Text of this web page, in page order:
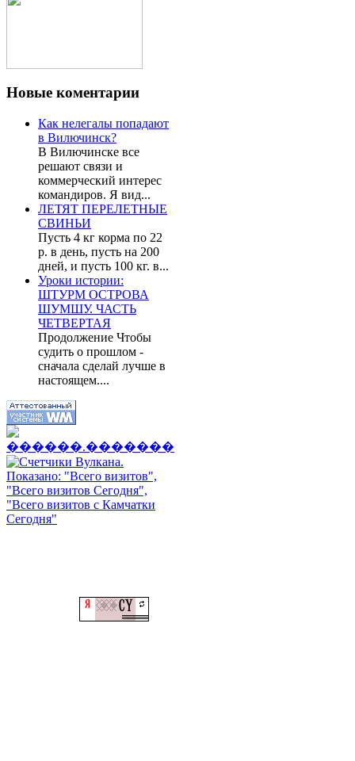
Новые коментарии
Как нелегалы попадают
в Вилючинск?
В Вилючинске все
решают связи и
коммерческий интерес
командиров. Я вид...
ЛЕТЯТ ПЕРЕЛЕТНЫЕ
СВИНЬИ
Пусть 4 кг корма по 22
р. в день, пусть на 200
дней, и пусть 100 кг. в...
Уроки истории:
ШТУРМ ОСТРОВА
ШУМШУ. ЧАСТЬ
ЧЕТВЕРТАЯ
Продолжение Чтобы
судить о прошлом -
сначала сделай лучше в
настоящем....